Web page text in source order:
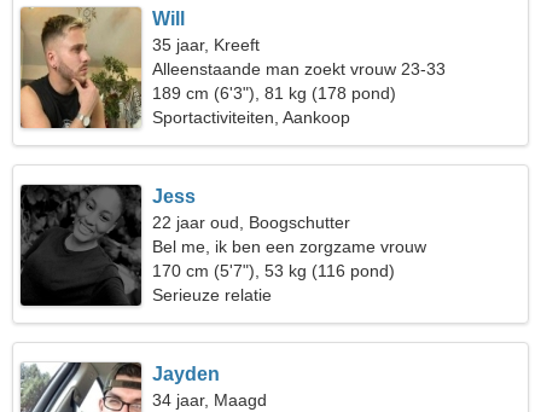
Will
35 jaar, Kreeft
Alleenstaande man zoekt vrouw 23-33
189 cm (6'3"), 81 kg (178 pond)
Sportactiviteiten, Aankoop
Jess
22 jaar oud, Boogschutter
Bel me, ik ben een zorgzame vrouw
170 cm (5'7"), 53 kg (116 pond)
Serieuze relatie
Jayden
34 jaar, Maagd